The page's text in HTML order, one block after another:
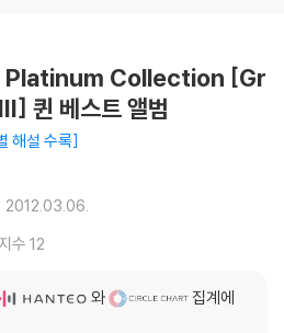
Collection [Gr
퀸 베스트 앨범
해설 수록
2012.03.06.
수 12
와
집계에